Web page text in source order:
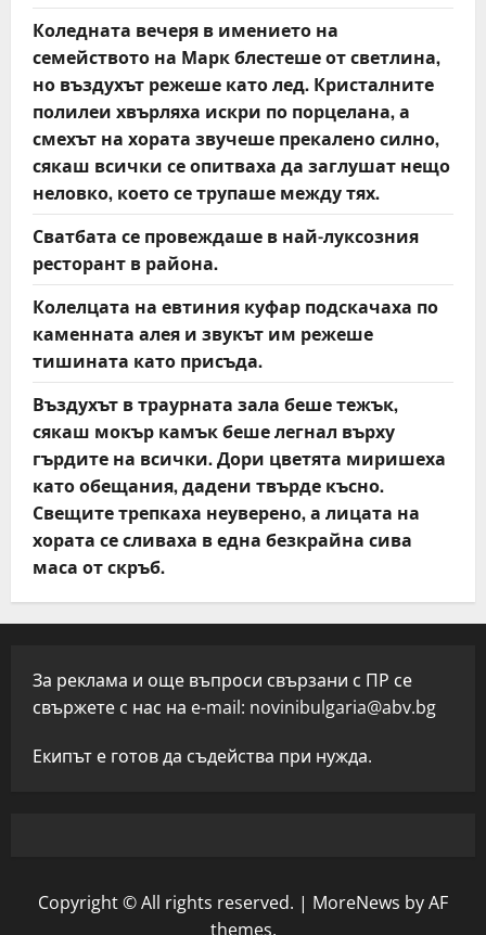
Коледната вечеря в имението на
семейството на Марк блестеше от светлина,
но въздухът режеше като лед. Кристалните
полилеи хвърляха искри по порцелана, а
смехът на хората звучеше прекалено силно,
сякаш всички се опитваха да заглушат нещо
неловко, което се трупаше между тях.
Сватбата се провеждаше в най-луксозния
ресторант в района.
Колелцата на евтиния куфар подскачаха по
каменната алея и звукът им режеше
тишината като присъда.
Въздухът в траурната зала беше тежък,
сякаш мокър камък беше легнал върху
гърдите на всички. Дори цветята миришеха
като обещания, дадени твърде късно.
Свещите трепкаха неуверено, а лицата на
хората се сливаха в една безкрайна сива
маса от скръб.
За реклама и още въпроси свързани с ПР се
свържете с нас на e-mail: novinibulgaria@abv.bg
Екипът е готов да съдейства при нужда.
Copyright © All rights reserved. | MoreNews by AF
themes.